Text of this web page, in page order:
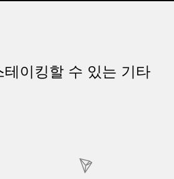
테이킹할 수 있는 기타